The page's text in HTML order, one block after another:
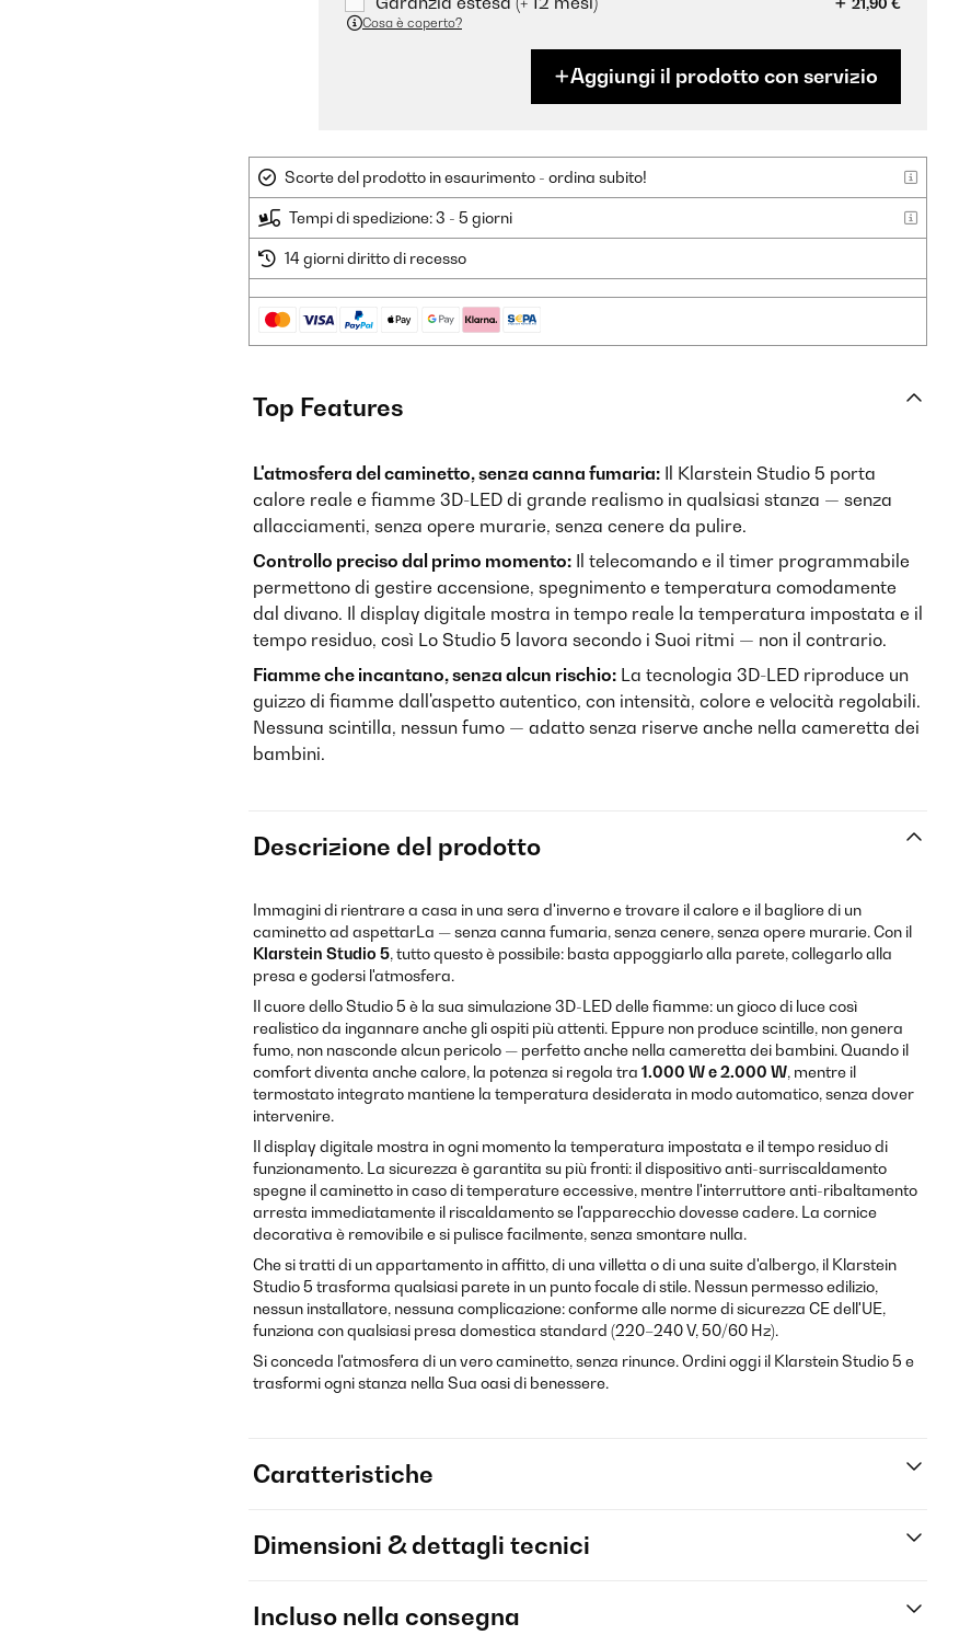
Cosa è coperto?
Aggiungi il prodotto con servizio
Scorte del prodotto in esaurimento - ordina subito!
Tempi di spedizione: 3 - 5 giorni
14 giorni diritto di recesso
Top Features
L'atmosfera del caminetto, senza canna fumaria: Il Klarstein Studio 5 porta
calore reale e fiamme 3D-LED di grande realismo in qualsiasi stanza — senza
allacciamenti, senza opere murarie, senza cenere da pulire.
Controllo preciso dal primo momento: Il telecomando e il timer programmabile
permettono di gestire accensione, spegnimento e temperatura comodamente
dal divano. Il display digitale mostra in tempo reale la temperatura impostata e il
tempo residuo, così Lo Studio 5 lavora secondo i Suoi ritmi — non il contrario.
Fiamme che incantano, senza alcun rischio: La tecnologia 3D-LED riproduce un
guizzo di fiamme dall'aspetto autentico, con intensità, colore e velocità regolabili.
Nessuna scintilla, nessun fumo — adatto senza riserve anche nella cameretta dei
bambini.
Descrizione del prodotto
Immagini di rientrare a casa in una sera d'inverno e trovare il calore e il bagliore di un
caminetto ad aspettarLa — senza canna fumaria, senza cenere, senza opere murarie. Con il
Klarstein Studio 5, tutto questo è possibile: basta appoggiarlo alla parete, collegarlo alla
presa e godersi l'atmosfera.
Il cuore dello Studio 5 è la sua simulazione 3D-LED delle fiamme: un gioco di luce così
realistico da ingannare anche gli ospiti più attenti. Eppure non produce scintille, non genera
fumo, non nasconde alcun pericolo — perfetto anche nella cameretta dei bambini. Quando il
comfort diventa anche calore, la potenza si regola tra 1.000 W e 2.000 W, mentre il
termostato integrato mantiene la temperatura desiderata in modo automatico, senza dover
intervenire.
Il display digitale mostra in ogni momento la temperatura impostata e il tempo residuo di
funzionamento. La sicurezza è garantita su più fronti: il dispositivo anti-surriscaldamento
spegne il caminetto in caso di temperature eccessive, mentre l'interruttore anti-ribaltamento
arresta immediatamente il riscaldamento se l'apparecchio dovesse cadere. La cornice
decorativa è removibile e si pulisce facilmente, senza smontare nulla.
Che si tratti di un appartamento in affitto, di una villetta o di una suite d'albergo, il Klarstein
Studio 5 trasforma qualsiasi parete in un punto focale di stile. Nessun permesso edilizio,
nessun installatore, nessuna complicazione: conforme alle norme di sicurezza CE dell'UE,
funziona con qualsiasi presa domestica standard (220–240 V, 50/60 Hz).
Si conceda l'atmosfera di un vero caminetto, senza rinunce. Ordini oggi il Klarstein Studio 5 e
trasformi ogni stanza nella Sua oasi di benessere.
Caratteristiche
Dimensioni & dettagli tecnici
Incluso nella consegna